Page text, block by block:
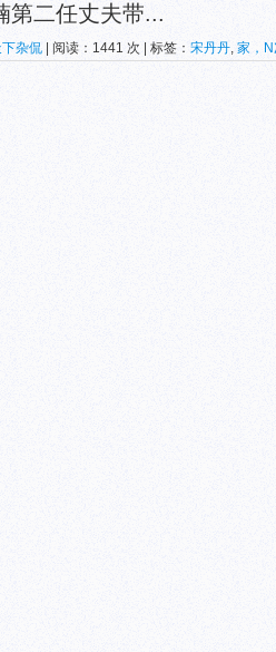
第二任丈夫带...
下杂侃 | 阅读：1441 次 | 标签： 宋丹丹, 家，